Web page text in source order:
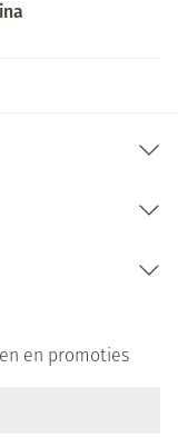
en promoties